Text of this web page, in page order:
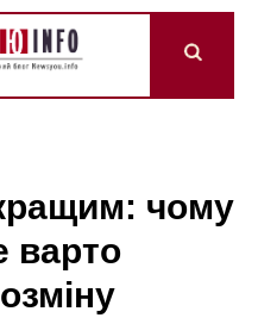
чому
варто